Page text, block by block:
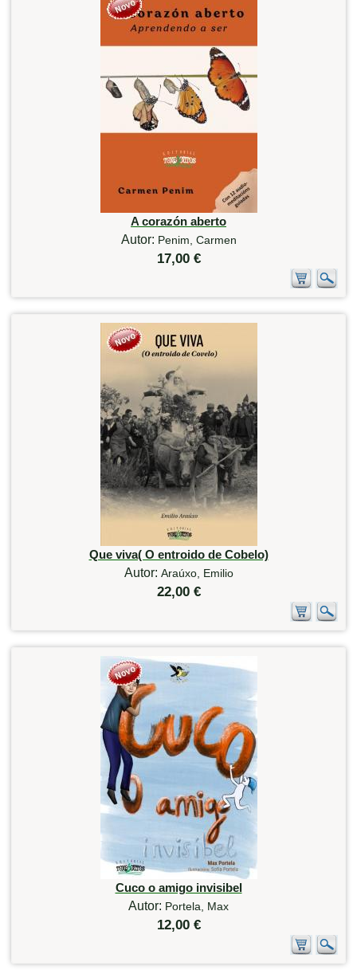
A corazón aberto
Autor: Penim, Carmen
17,00 €
Que viva( O entroido de Cobelo)
Autor: Araúxo, Emilio
22,00 €
Cuco o amigo invisibel
Autor: Portela, Max
12,00 €